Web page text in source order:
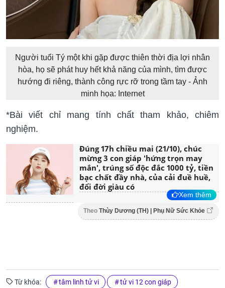
Người tuổi Tý một khi gặp được thiên thời địa lợi nhân
hòa, họ sẽ phát huy hết khả năng của mình, tìm được
hướng đi riêng, thành công rực rỡ trong tầm tay - Ảnh
minh họa: Internet
*Bài viết chỉ mang tính chất tham khảo, chiêm
nghiệm.
Đúng 17h chiều mai (21/10), chúc
mừng 3 con giáp 'hứng trọn may
mắn', trúng số độc đắc 1000 tỷ, tiền
bạc chất đầy nhà, của cải đuề huề,
đổi đời giàu có
Xem thêm
Theo Thùy Dương (TH) | Phụ Nữ Sức Khỏe
Từ khóa: tâm linh tử vi tử vi 12 con giáp